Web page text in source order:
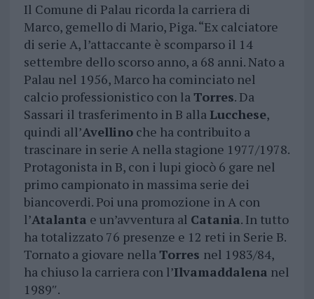
Il Comune di Palau ricorda la carriera di
Marco, gemello di Mario, Piga. “Ex calciatore
di serie A, l’attaccante è scomparso il 14
settembre dello scorso anno, a 68 anni. Nato a
Palau nel 1956, Marco ha cominciato nel
calcio professionistico con laTorres. Da
Sassari il trasferimento in B allaLucchese,
quindi all’Avellinoche ha contribuito a
trascinare in serie A nella stagione 1977/1978.
Protagonista in B, con i lupi giocò 6 gare nel
primo campionato in massima serie dei
biancoverdi. Poi una promozione in A con
l’Atalanta e un’avventura al Catania. In tutto
ha totalizzato 76 presenze e 12 reti in Serie B.
Tornato a giovare nellaTorres nel 1983/84,
ha chiuso la carriera con l’Ilvamaddalena nel
1989″.